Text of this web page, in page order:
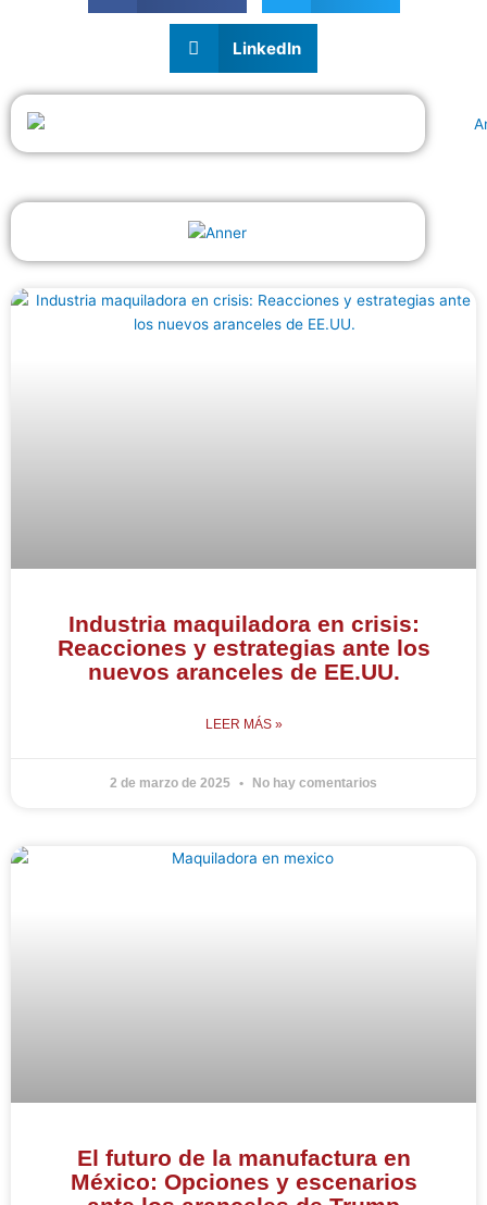
LinkedIn
Industria maquiladora en crisis:
Reacciones y estrategias ante los
nuevos aranceles de EE.UU.
LEER MÁS »
2 de marzo de 2025 No hay comentarios
El futuro de la manufactura en
México: Opciones y escenarios